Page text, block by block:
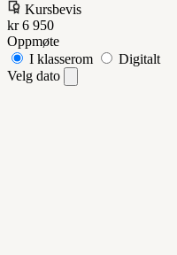
Kursbevis
kr 6 950
Oppmøte
I klasserom
Digitalt
Velg dato